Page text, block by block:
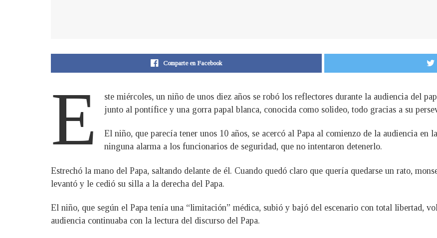
Comparte en Facebook
E
ste miércoles, un niño de unos diez años se robó los reflectores durante la audiencia del
junto al pontífice y una gorra papal blanca, conocida como solideo, todo gracias a su
El niño, que parecía tener unos 10 años, se acercó al Papa al comienzo de la audiencia en
ninguna alarma a los funcionarios de seguridad, que no intentaron detenerlo.
Estrechó la mano del Papa, saltando delante de él. Cuando quedó claro que quería quedarse un rato,
levantó y le cedió su silla a la derecha del Papa.
El niño, que según el Papa tenía una “limitación” médica, subió y bajó del escenario con total libertad,
audiencia continuaba con la lectura del discurso del Papa.